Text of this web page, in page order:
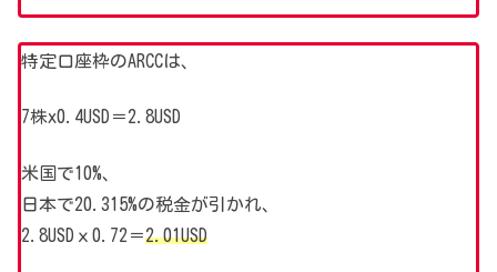
特定口座枠のARCCは、
7株x0.4USD＝2.8USD
米国で10%、
日本で20.315%の税金が引かれ、
2.8USDｘ0.72＝2.01USD